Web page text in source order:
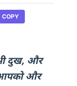
COPY
दुख, और
और